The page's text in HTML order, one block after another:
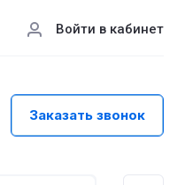
Войти в кабинет
Заказать звонок